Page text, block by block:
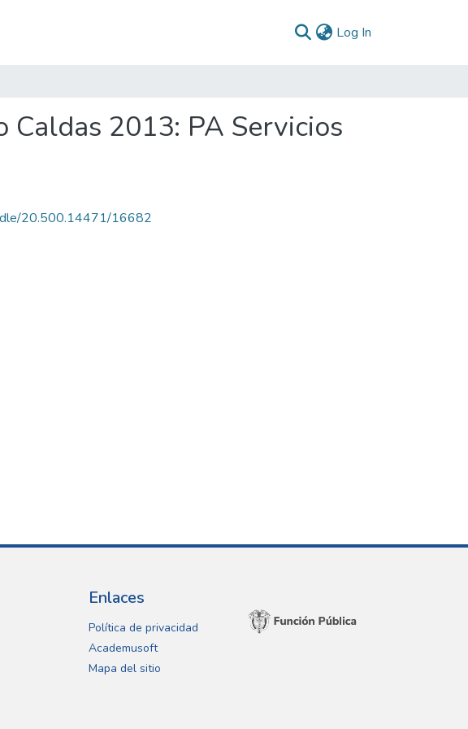
Log In
2013: PA Servicios
20.500.14471/16682
Enlaces
Política de privacidad
Academusoft
Mapa del sitio